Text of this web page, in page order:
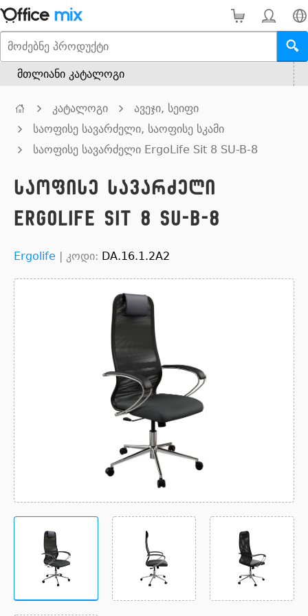
მთლიანი კატალოგი
კატალოგი
ავეჯი, სეიფი
საოფისე სავარძელი, საოფისე სკამი
საოფისე სავარძელი ErgoLife Sit 8 SU-B-8
საოფისე სავარძელი
ErgoLife Sit 8 SU-B-8
Ergolife | კოდი: DA.16.1.2A2